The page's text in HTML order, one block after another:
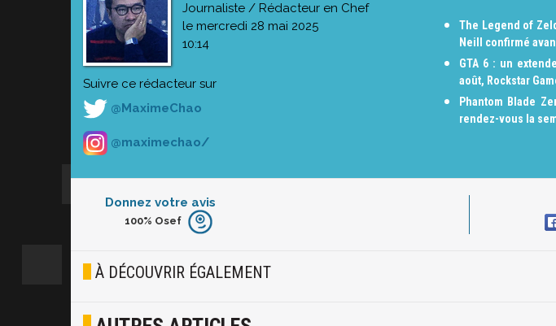
Journaliste / Rédacteur en Chef
le mercredi 28 mai 2025
10:14
Suivre ce rédacteur sur
@MaximeChao
@maximechao/
The Legend of
Neill confirmé
GTA 6 : un
août, Rockstar
Phantom Blade
rendez-vous la
Donnez votre avis
Furieux
Joyeux
100% Osef
À DÉCOUVRIR ÉGALEMENT